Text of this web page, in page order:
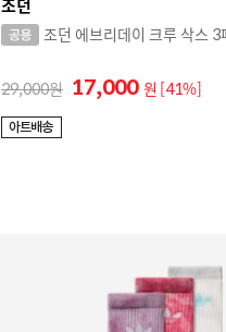
조던
조던 에브리데이 크루 삭스 3
29,000 17,000 원 [41%]